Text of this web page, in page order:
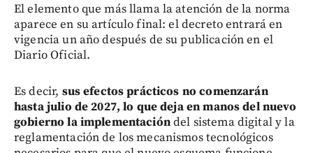
El elemento que más llama la atención de la norma
aparece en su artículo final: el decreto entrará en
vigencia un año después de su publicación en el
Diario Oficial.
Es decir, sus efectos prácticos no comenzarán
hasta julio de 2027, lo que deja en manos del nuevo
gobierno la implementacióndel sistema digital y la
reglamentación de los mecanismos tecnológicos